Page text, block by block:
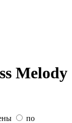
Melody
по